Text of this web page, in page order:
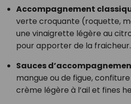
Accompagnement
verte croquante (roquette,
une vinaigrette légère au
pour apporter de la fraicheur.
Sauces
mangue ou de figue, confiture
crème légère à l’ail et fines